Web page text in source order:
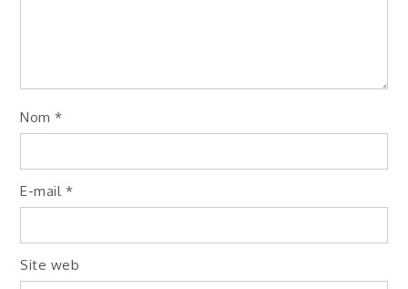
Nom*
E-mail *
Site web